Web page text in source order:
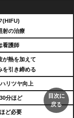
(HIFU)
射の治療
看護師
が熱を加えて
を引き締める
リツヤ向上
分ほど
ど必要
目次に
戻る